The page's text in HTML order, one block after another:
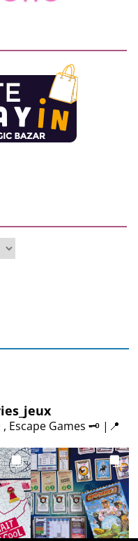
, Escape Games 🗝️ |📍